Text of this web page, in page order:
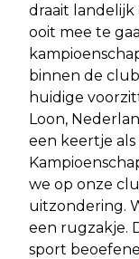
draait
ooit mee te
binnen de
huidige
Loon,
een keertje als
we op onze
uitzondering.
een rugzakje.
sport